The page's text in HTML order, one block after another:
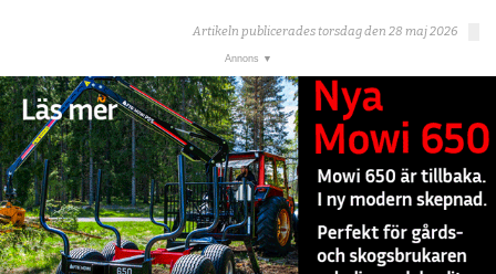
Artikeln publicerades torsdag den 28 maj 2026